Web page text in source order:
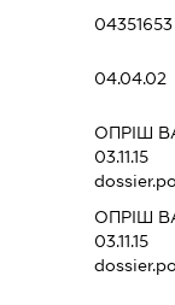
04351653
04.04.02
ОПРІШ
03.11.15
ОПРІШ
03.11.15